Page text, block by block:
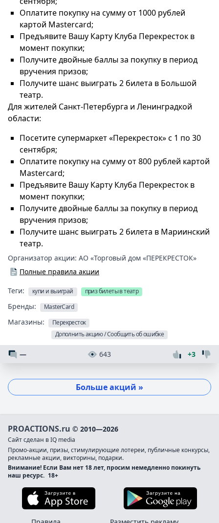
Оплатите покупку на сумму от 1000 рублей
картой Mastercard;
Предъявите Вашу Карту Клуба Перекресток в
момент покупки;
Получите двойные баллы за покупку в период
вручения призов;
Получите шанс выиграть 2 билета в Большой
театр.
Для жителей Санкт-Петербурга и Ленинградкой
области:
Посетите супермаркет «Перекресток» с 1 по 30
сентября;
Оплатите покупку на сумму от 800 рублей картой
Mastercard;
Предъявите Вашу Карту Клуба Перекресток в
момент покупки;
Получите двойные баллы за покупку в период
вручения призов;
Получите шанс выиграть 2 билета в Мариинский
театр.
Организатор акции: АО «Торговый дом «ПЕРЕКРЕСТОК»
Полные правила акции
Теги: купи и выиграй приз билеты в театр
Бренды: MasterCard
Магазины:
Перекресток
Дополнить акцию / Сообщить об ошибке
— 643 +3
Больше акций »
PROACTIONS.ru © 2010—2026
Сайт сделан в IQ media
Промо-акции, призы, стимулирующие лотереи, публичные конкурсы,
рекламные акции, викторины, подарки.
Внимание! Если Вам нет 18 лет, просим немедленно покинуть
наш ресурс. 18+
Загрузите в App Store